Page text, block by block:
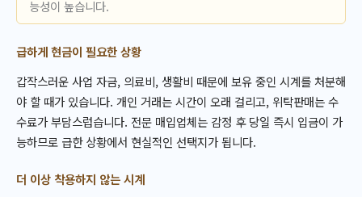
능성이 높습니다.
급하게 현금이 필요한 상황
갑작스러운 사업 자금, 의료비, 생활비 때문에 보유 중인 시계를 처분해
야 할 때가 있습니다. 개인 거래는 시간이 오래 걸리고, 위탁판매는 수
수료가 부담스럽습니다. 전문 매입업체는 감정 후 당일 즉시 입금이 가
능하므로 급한 상황에서 현실적인 선택지가 됩니다.
더 이상 착용하지 않는 시계